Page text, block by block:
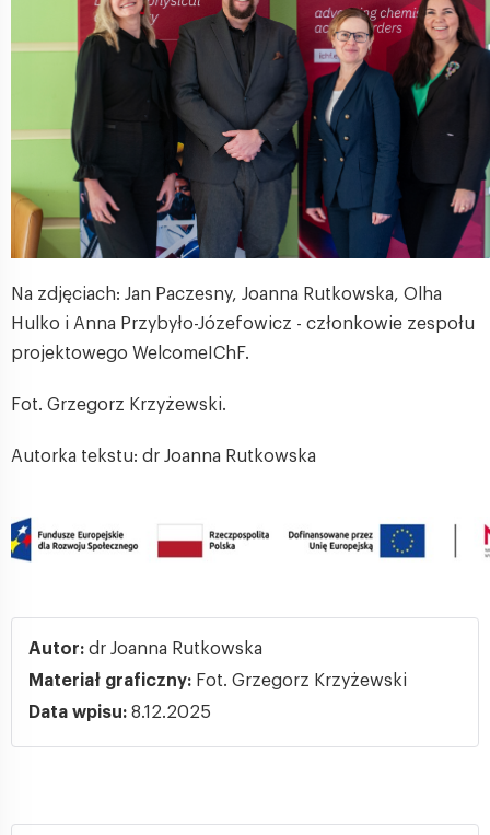
Na zdjęciach: Jan Paczesny, Joanna Rutkowska, Olha
Hulko i Anna Przybyło-Józefowicz - członkowie zespołu
projektowego WelcomeIChF.
Fot. Grzegorz Krzyżewski.
Autorka tekstu: dr Joanna Rutkowska
Autor: dr Joanna Rutkowska
Materiał graficzny: Fot. Grzegorz Krzyżewski
Data wpisu: 8.12.2025